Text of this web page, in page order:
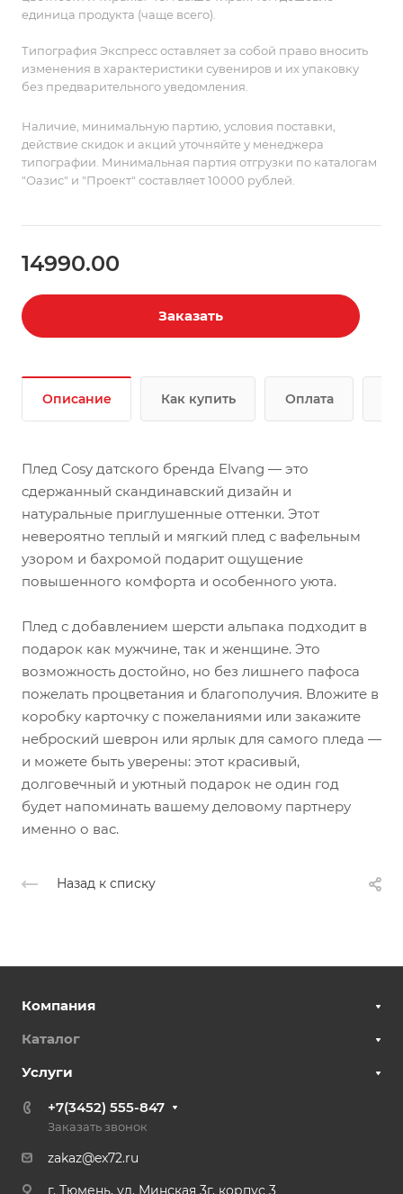
пожелать процветания и благополучия. Вложите в
неброский шеврон или ярлык для самого пледа — и
можете быть уверены: этот красивый, долговечный
вашему деловому партнеру именно о вас.
единица продукта (чаще всего).
Типография Экспресс оставляет за собой право вносить
изменения в характеристики сувениров и их упаковку
без предварительного уведомления.
Наличие, минимальную партию, условия поставки,
действие скидок и акций уточняйте у менеджера
типографии. Минимальная партия отгрузки по каталогам
"Оазис" и "Проект" составляет 10000 рублей.
14990.00
Заказать
Описание Как купить Оплата
Плед Cosy датского бренда Elvang — это
cдержанный скандинавский дизайн и
натуральные приглушенные оттенки. Этот
невероятно теплый и мягкий плед с вафельным
узором и бахромой подарит ощущение
повышенного комфорта и особенного уюта.
Плед с добавлением шерсти альпака подходит в
подарок как мужчине, так и женщине. Это
возможность достойно, но без лишнего пафоса
пожелать процветания и благополучия. Вложите в
коробку карточку с пожеланиями или закажите
неброский шеврон или ярлык для самого пледа —
и можете быть уверены: этот красивый,
долговечный и уютный подарок не один год
будет напоминать вашему деловому партнеру
именно о вас.
Назад к списку
Компания
Каталог
Услуги
+7(3452) 555-847
Заказать звонок
zakaz@ex72.ru
г. Тюмень, ул. Минская 3г, корпус 3